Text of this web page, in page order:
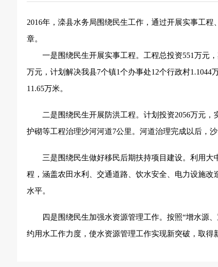
2016年，滦县水务局围绕民生工作，通过开展实事工
章。
一是围绕民生开展实事工程。工程总投资551万元
万元，计划解决我县7个镇1个办事处12个行政村1.1044
11.65万米。
二是围绕民生开展防洪工程。计划投资2056万元，
护砌等工程治理沙河河道7公里。河道治理完成以后，
三是围绕民生做好移民后期扶持项目建设。利用大
程，涵盖农田水利、交通道路、饮水安全、电力设施
水平。
四是围绕民生加强水资源管理工作。按照“增水源
约用水工作力度，使水资源管理工作实现新突破，取得